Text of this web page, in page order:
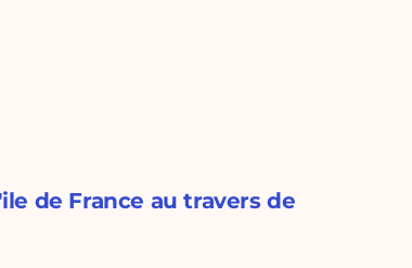
de France au travers de